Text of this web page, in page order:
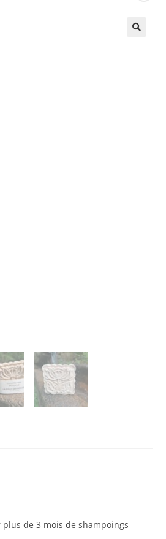
de 3 mois de shampoings